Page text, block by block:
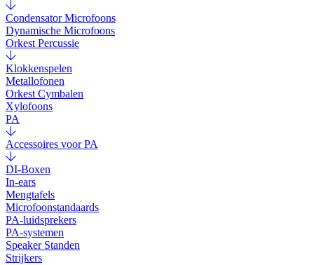
Condensator Microfoons
Dynamische Microfoons
Orkest Percussie
Klokkenspelen
Metallofonen
Orkest Cymbalen
Xylofoons
PA
Accessoires voor PA
DI-Boxen
In-ears
Mengtafels
Microfoonstandaards
PA-luidsprekers
PA-systemen
Speaker Standen
Strijkers